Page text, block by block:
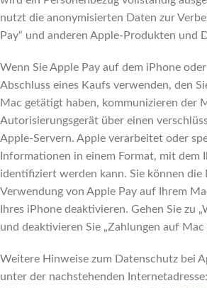
nutzt die anonymisierten Daten zur
Pay“ und anderen Apple-Produkten und
Wenn Sie Apple Pay auf dem iPhone
Abschluss eines Kaufs verwenden, den
Mac getätigt haben, kommunizieren der
Autorisierungsgerät über einen
Apple-Servern. Apple verarbeitet oder
Informationen in einem Format, mit dem
identifiziert werden kann. Sie können
Verwendung von Apple Pay auf Ihrem
Ihres iPhone deaktivieren. Gehen Sie zu
und deaktivieren Sie „Zahlungen auf Mac
Weitere Hinweise zum Datenschutz bei
unter der nachstehenden Internetadresse: